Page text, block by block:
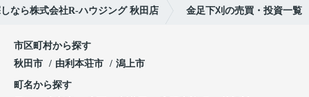
なら株式会社R-ハウジング 秋田店 金足下刈の売買・投資一覧
市区町村から探す
秋田市
由利本荘市 潟上市
町名から探す